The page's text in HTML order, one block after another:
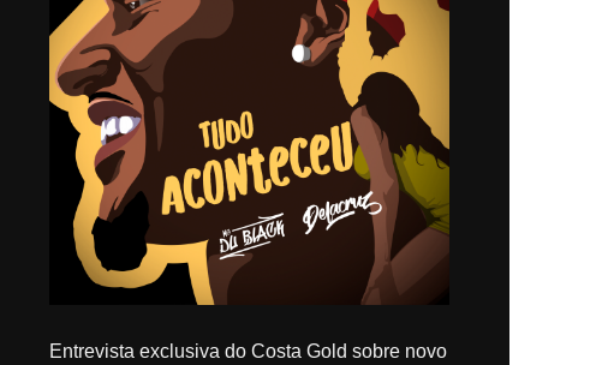
Entrevista exclusiva do Costa Gold sobre novo